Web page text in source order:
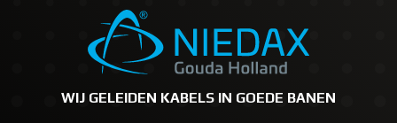
WIJ GELEIDEN KABELS IN GOEDE BANEN